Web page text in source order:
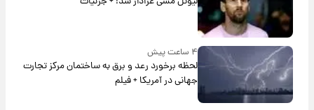
۴ ساعت پیش
لحظه برخورد رعد و برق به ساختمان مرکز تجارت
جهانی در آمریکا + فیلم